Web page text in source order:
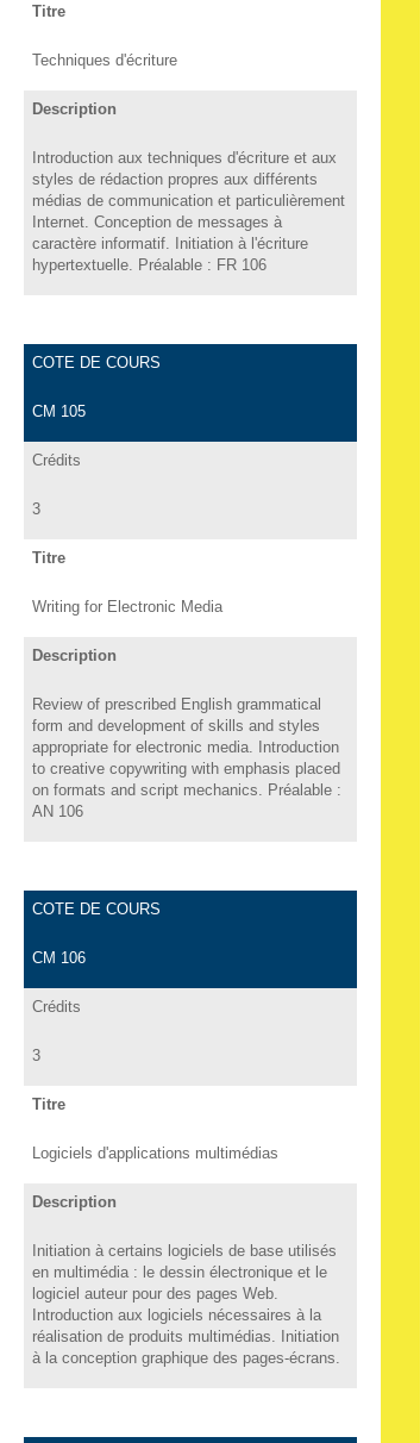
Titre
Techniques d'écriture
Description
Introduction aux techniques d'écriture et aux
styles de rédaction propres aux différents
médias de communication et particulièrement
Internet. Conception de messages à
caractère informatif. Initiation à l'écriture
hypertextuelle. Préalable : FR 106
COTE DE COURS
CM 105
Crédits
3
Titre
Writing for Electronic Media
Description
Review of prescribed English grammatical
form and development of skills and styles
appropriate for electronic media. Introduction
to creative copywriting with emphasis placed
on formats and script mechanics. Préalable :
AN 106
COTE DE COURS
CM 106
Crédits
3
Titre
Logiciels d'applications multimédias
Description
Initiation à certains logiciels de base utilisés
en multimédia : le dessin électronique et le
logiciel auteur pour des pages Web.
Introduction aux logiciels nécessaires à la
réalisation de produits multimédias. Initiation
à la conception graphique des pages-écrans.